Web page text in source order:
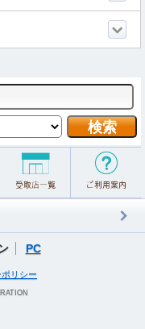
PC
リシー